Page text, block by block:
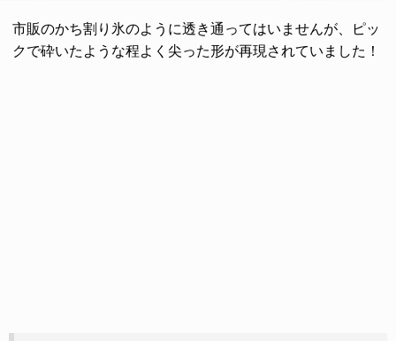
市販のかち割り氷のように透き通ってはいませんが、ピッ
クで砕いたような程よく尖った形が再現されていました！